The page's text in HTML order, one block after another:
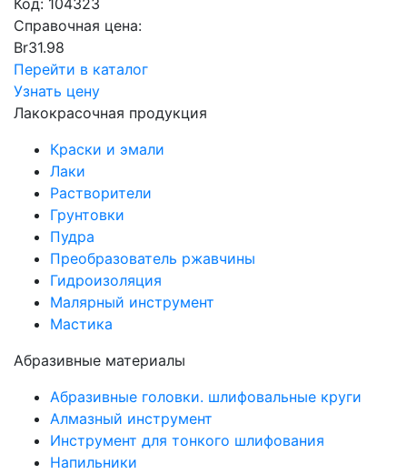
Код: 104323
Справочная цена:
Br31.98
Перейти в каталог
Узнать цену
Лакокрасочная продукция
Краски и эмали
Лаки
Растворители
Грунтовки
Пудра
Преобразователь ржавчины
Гидроизоляция
Малярный инструмент
Мастика
Абразивные материалы
Абразивные головки. шлифовальные круги
Алмазный инструмент
Инструмент для тонкого шлифования
Напильники